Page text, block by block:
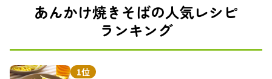
あんかけ焼きそばの人気レシピ
ランキング
1位